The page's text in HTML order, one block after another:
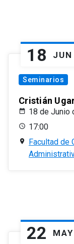
18 JUN
Seminarios
Cristián
18 de Junio
17:00
Facultad de
22 MAY